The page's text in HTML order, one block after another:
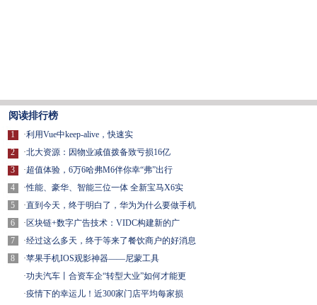
阅读排行榜
1
2
3
4
5
6
7
8
·利用Vue中keep-alive，快速实
·北大资源：因物业减值拨备致亏损16亿
·超值体验，6万6哈弗M6伴你幸“弗”出行
·性能、豪华、智能三位一体 全新宝马X6实
·直到今天，终于明白了，华为为什么要做手机
· 区块链+数字广告技术：VIDC构建新的广
·经过这么多天，终于等来了餐饮商户的好消息
·苹果手机IOS观影神器——尼蒙工具
·功夫汽车丨合资车企“转型大业”如何才能更
·疫情下的幸运儿！近300家门店平均每家损